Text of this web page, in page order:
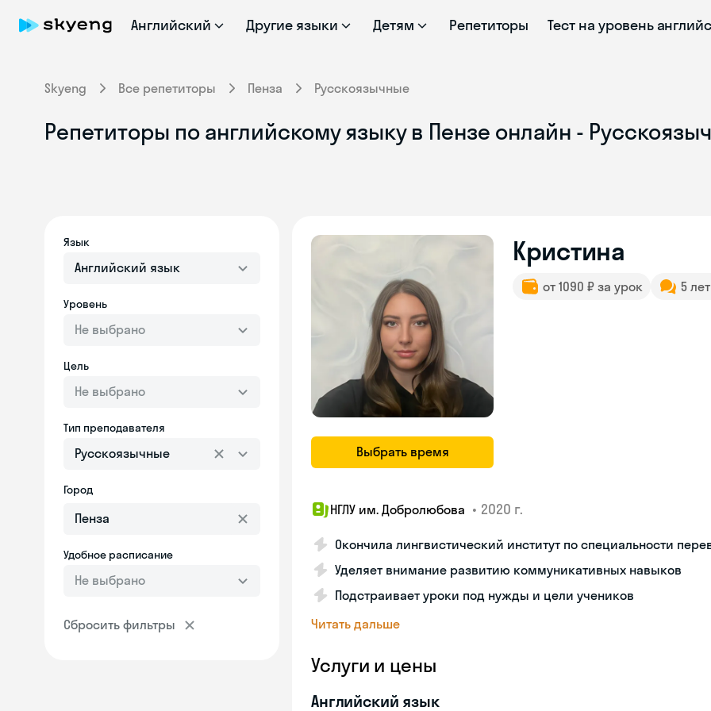
Английский Другие языки Детям Репетиторы Тест на уровень
Skyeng Все репетиторы Пенза Русскоязычные
Репетиторы по английскому языку в Пензе онлайн -
Язык
Английский язык
Уровень
Не выбрано
Цель
Не выбрано
Тип преподавателя
Русскоязычные
Город
Удобное расписание
Не выбрано
Сбросить фильтры
Выбрать время
Кристина
от 1090 ₽ за урок 5
НГЛУ им. Добролюбова • 2020 г.
Окончила лингвистический институт по специальности
Уделяет внимание развитию коммуникативных навыков
Подстраивает уроки под нужды и цели учеников
Читать дальше
Услуги и цены
Английский язык